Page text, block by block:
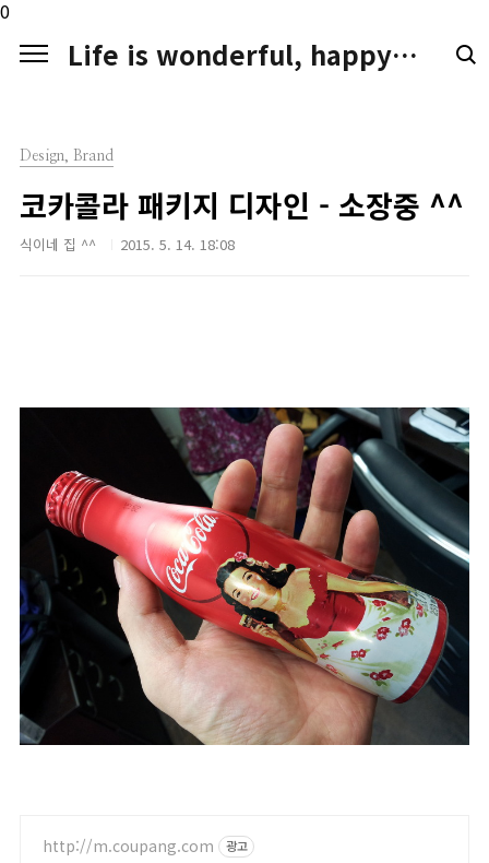
0
본문 바로가기
Life is wonderful, happy. LIFE LOGGER
Design, Brand
코카콜라 패키지 디자인 - 소장중 ^^
식이네 집 ^^ 2015. 5. 14. 18:08
http://m.coupang.com 광고